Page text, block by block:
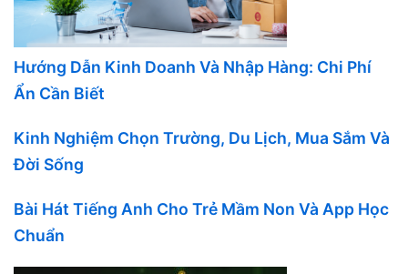
Hướng Dẫn Kinh Doanh Và Nhập Hàng: Chi Phí
Ẩn Cần Biết
Kinh Nghiệm Chọn Trường, Du Lịch, Mua Sắm Và
Đời Sống
Bài Hát Tiếng Anh Cho Trẻ Mầm Non Và App Học
Chuẩn